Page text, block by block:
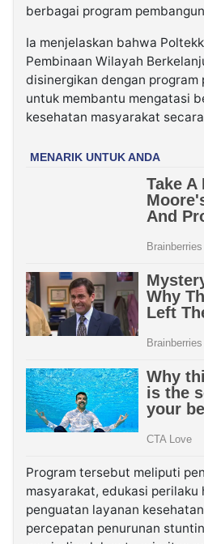
berbagai program
Ia menjelaskan bahwa
Pembinaan Wilayah
disinergikan dengan program
untuk membantu mengatasi
kesehatan masyarakat
Program tersebut meliputi
masyarakat, edukasi perilaku
penguatan layanan
percepatan penurunan